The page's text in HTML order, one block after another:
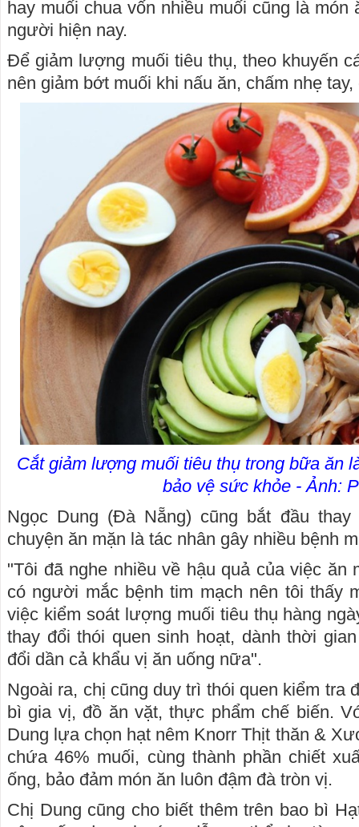
hay muối chua vốn nhiều muối cũng là
người hiện nay.
Để giảm lượng muối tiêu thụ, theo khuyến
nên giảm bớt muối khi nấu ăn, chấm nhẹ
Cắt giảm lượng muối tiêu thụ trong bữa ăn
bảo vệ sức khỏe - Ảnh:
Ngọc Dung (Đà Nẵng) cũng bắt đầu
chuyện ăn mặn là tác nhân gây nhiều bệnh
"Tôi đã nghe nhiều về hậu quả của việc ăn
có người mắc bệnh tim mạch nên tôi thấy
việc kiểm soát lượng muối tiêu thụ hàng
thay đổi thói quen sinh hoạt, dành thời
đổi dần cả khẩu vị ăn uống nữa".
Ngoài ra, chị cũng duy trì thói quen kiểm tra
bì gia vị, đồ ăn vặt, thực phẩm chế biến.
Dung lựa chọn hạt nêm Knorr Thịt thăn &
chứa 46% muối, cùng thành phần chiết
ống, bảo đảm món ăn luôn đậm đà tròn vị.
Chị Dung cũng cho biết thêm trên bao bì